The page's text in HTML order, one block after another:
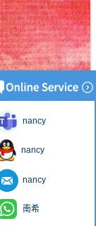
nancy
nancy
nancy
南希